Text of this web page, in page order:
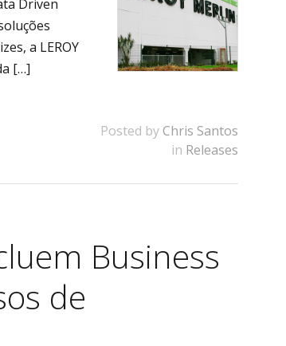
Driven
a LEROY
[…]
Posted by Chris Santos
in Releases
Business
de